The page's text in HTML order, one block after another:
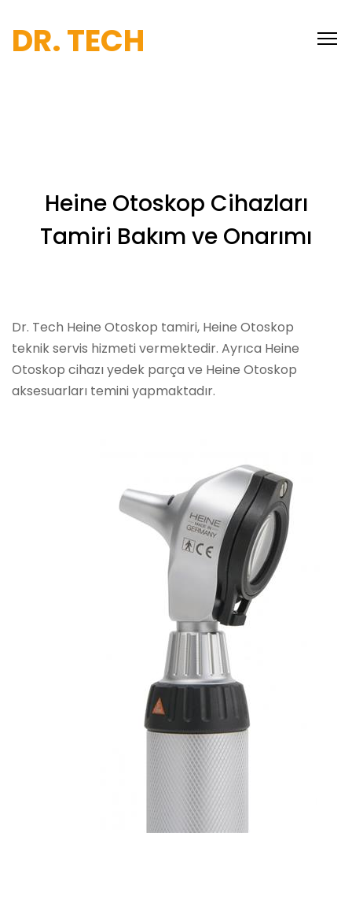
DR. TECH
Heine Otoskop Cihazları
Tamiri Bakım ve Onarımı
Dr. Tech Heine Otoskop tamiri, Heine Otoskop
teknik servis hizmeti vermektedir. Ayrıca Heine
Otoskop cihazı yedek parça ve Heine Otoskop
aksesuarları temini yapmaktadır.